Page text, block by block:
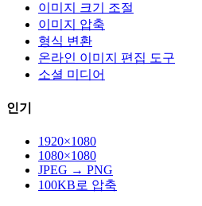
이미지 크기 조절
이미지 압축
형식 변환
온라인 이미지 편집 도구
소셜 미디어
인기
1920×1080
1080×1080
JPEG → PNG
100KB로 압축